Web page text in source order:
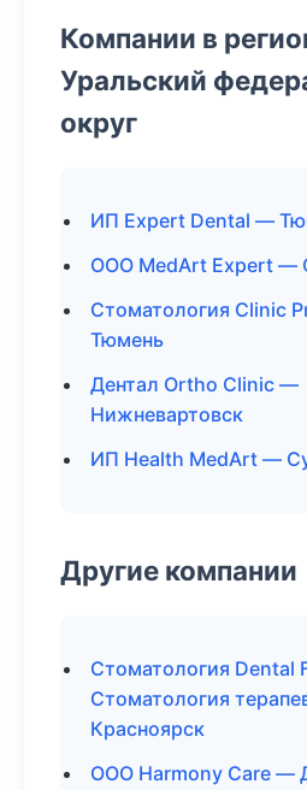
Компании в
Уральский
округ
ИП Expert Dental —
ООО MedArt Expert —
Стоматология Clinic
Тюмень
Дентал Ortho Clinic —
Нижневартовск
ИП Health MedArt —
Другие компании
Стоматология Dental
Стоматология
Красноярск
ООО Harmony Care —